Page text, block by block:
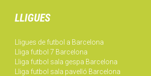
LLIGUES
Lligues de futbol a Barcelona
Lliga futbol 7 Barcelona
Lliga futbol sala gespa Barcelona
Lliga futbol sala pavelló Barcelona